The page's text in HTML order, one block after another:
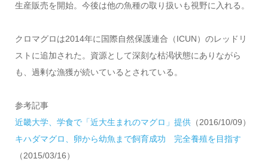
生産販売を開始。今後は他の魚種の取り扱いも視野に入れる。
クロマグロは2014年に国際自然保護連合（ICUN）のレッドリ
ストに追加された。資源として深刻な枯渇状態にありながら
も、過剰な漁獲が続いているとされている。
参考記事
近畿大学、学食で「近大生まれのマグロ」提供（2016/10/09）
キハダマグロ、卵から幼魚まで飼育成功 完全養殖を目指す
（2015/03/16）